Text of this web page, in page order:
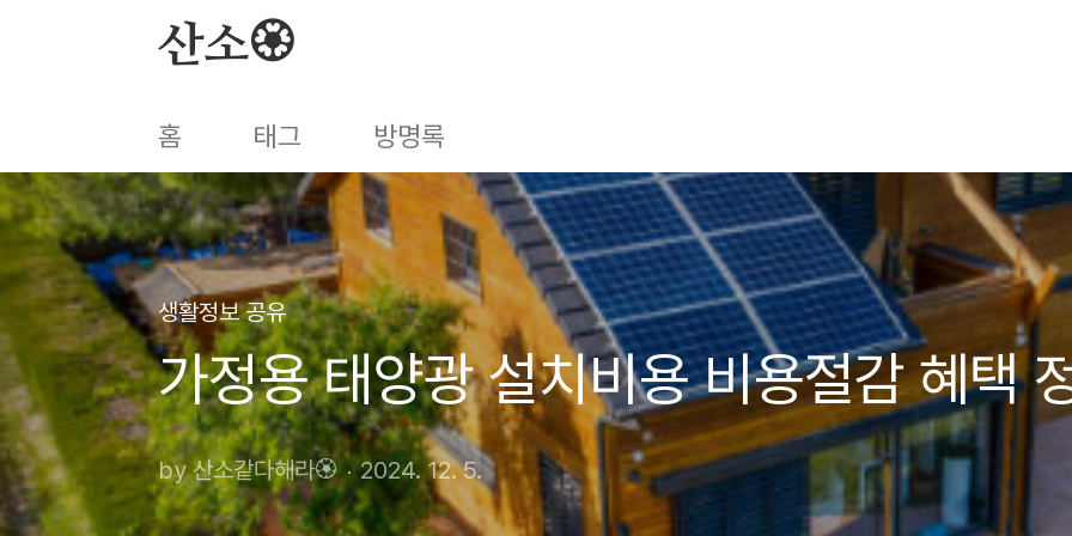
산소🏵️
홈 태그 방명록
생활정보 공유
가정용 태양광 설치비용 비용절감 혜택
by 산소같다해라🏵️ 2024. 12. 5.